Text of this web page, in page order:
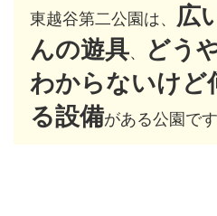
東越谷第二公園は、 広
んの遊具、
どう
わからないけど
る設備がある公園です